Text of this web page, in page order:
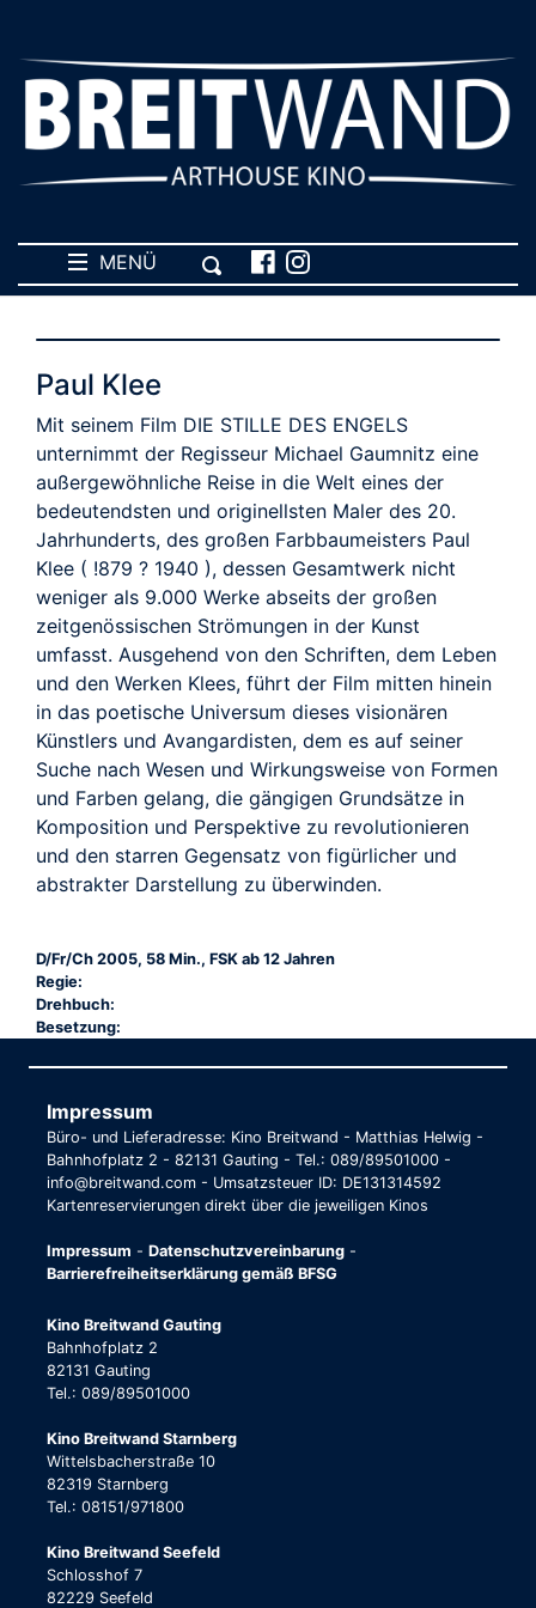
MENÜ
Paul Klee
Mit seinem Film DIE STILLE DES ENGELS
unternimmt der Regisseur Michael Gaumnitz eine
außergewöhnliche Reise in die Welt eines der
bedeutendsten und originellsten Maler des 20.
Jahrhunderts, des großen Farbbaumeisters Paul
Klee ( !879 ? 1940 ), dessen Gesamtwerk nicht
weniger als 9.000 Werke abseits der großen
zeitgenössischen Strömungen in der Kunst
umfasst. Ausgehend von den Schriften, dem Leben
und den Werken Klees, führt der Film mitten hinein
in das poetische Universum dieses visionären
Künstlers und Avangardisten, dem es auf seiner
Suche nach Wesen und Wirkungsweise von Formen
und Farben gelang, die gängigen Grundsätze in
Komposition und Perspektive zu revolutionieren
und den starren Gegensatz von figürlicher und
abstrakter Darstellung zu überwinden.
D/Fr/Ch 2005, 58 Min., FSK ab 12 Jahren
Regie:
Drehbuch:
Besetzung:
Impressum
Büro- und Lieferadresse: Kino Breitwand - Matthias Helwig -
Bahnhofplatz 2 - 82131 Gauting - Tel.: 089/89501000 -
info@breitwand.com - Umsatzsteuer ID: DE131314592
Kartenreservierungen direkt über die jeweiligen Kinos
Impressum - Datenschutzvereinbarung -
Barrierefreiheitserklärung gemäß BFSG
Kino Breitwand Gauting
Bahnhofplatz 2
82131 Gauting
Tel.: 089/89501000
Kino Breitwand Starnberg
Wittelsbacherstraße 10
82319 Starnberg
Tel.: 08151/971800
Kino Breitwand Seefeld
Schlosshof 7
82229 Seefeld